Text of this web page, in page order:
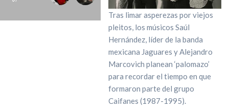
Tras limar asperezas por viejos
pleitos, los músicos Saúl
Hernández, líder de la banda
mexicana Jaguares y Alejandro
Marcovich planean ‘palomazo’
para recordar el tiempo en que
formaron parte del grupo
Caifanes (1987-1995).